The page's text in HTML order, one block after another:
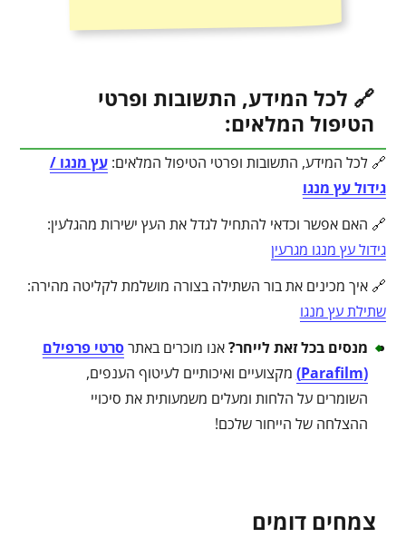
🔗 לכל המידע, התשובות ופרטי
הטיפול המלאים:
🔗 לכל המידע, התשובות ופרטי הטיפול המלאים:עץ מנגו /
גידול עץ מנגו
🔗 האם אפשר וכדאי להתחיל לגדל את העץ ישירות מהגלעין:
גידול עץ מנגו מגרעין
🔗 איך מכינים את בור השתילה בצורה מושלמת לקליטה מהירה:
שתילת עץ מנגו
מנסים בכל זאת לייחר?אנו מוכרים באתרסרטי פרפילם
(
Parafilm
) מקצועיים ואיכותיים לעיטוף הענפים,
השומרים על הלחות ומעלים משמעותית את סיכויי
ההצלחה של הייחור שלכם!
צמחים דומים